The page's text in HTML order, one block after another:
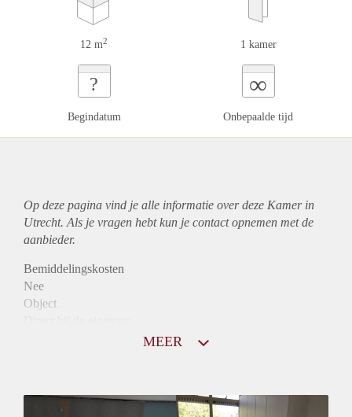
12 m2 1 kamer
?
Begindatum
∞
Onbepaalde tijd
Op deze pagina vind je alle informatie over deze Kamer in
Utrecht. Als je vragen hebt kun je contact opnemen met de
aanbieder.
Bemiddelingskosten
Nee
Object
Huurtoeslag
MEER